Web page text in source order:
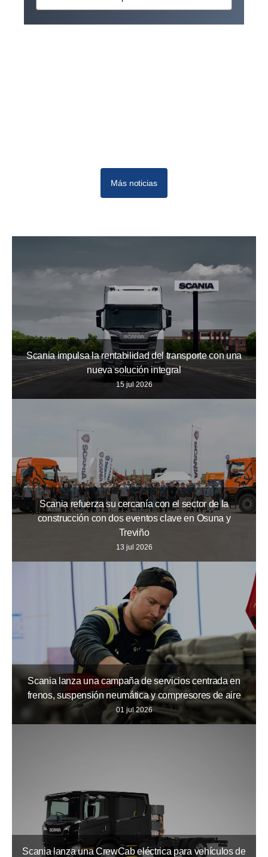
Más noticias
Scania impulsa la rentabilidad del transporte con una
nueva solución integral
15 jul 2026
Scania refuerza su cercanía con el sector de la
construcción con dos eventos clave en Osuna y
Treviño
13 jul 2026
Scania lanza una campaña de servicios centrada en
frenos, suspensión neumática y compresores de aire
01 jul 2026
Scania lanza una CrewCab eléctrica para vehículos de